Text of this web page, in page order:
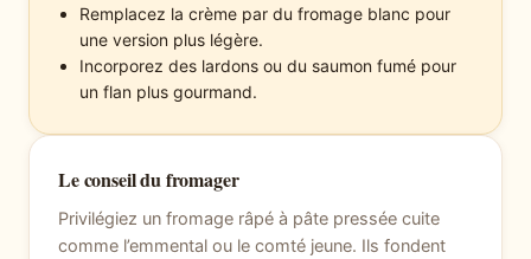
Remplacez la crème par du fromage blanc pour
une version plus légère.
Incorporez des lardons ou du saumon fumé pour
un flan plus gourmand.
Le conseil du fromager
Privilégiez un fromage râpé à pâte pressée cuite
comme l’emmental ou le comté jeune. Ils fondent